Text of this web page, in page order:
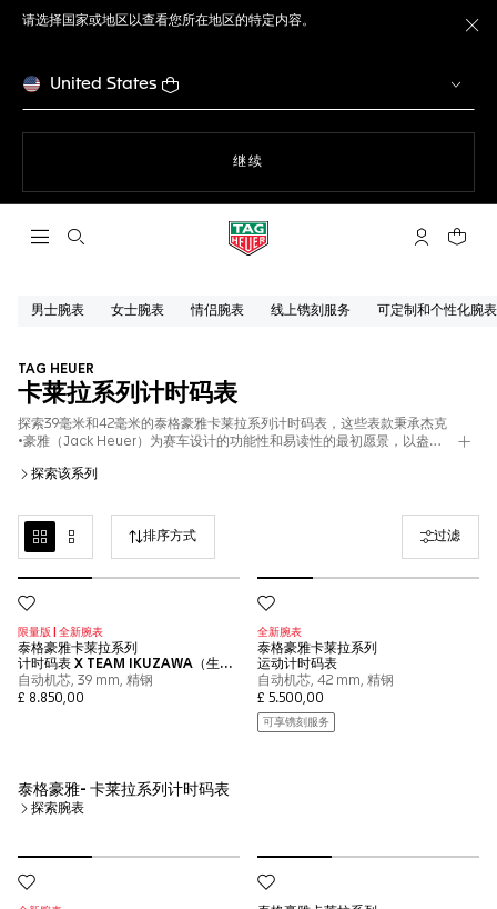
请选择国家或地区以查看您所在地区的特定内容。
United States
继续
打开搜索 My TAG您的